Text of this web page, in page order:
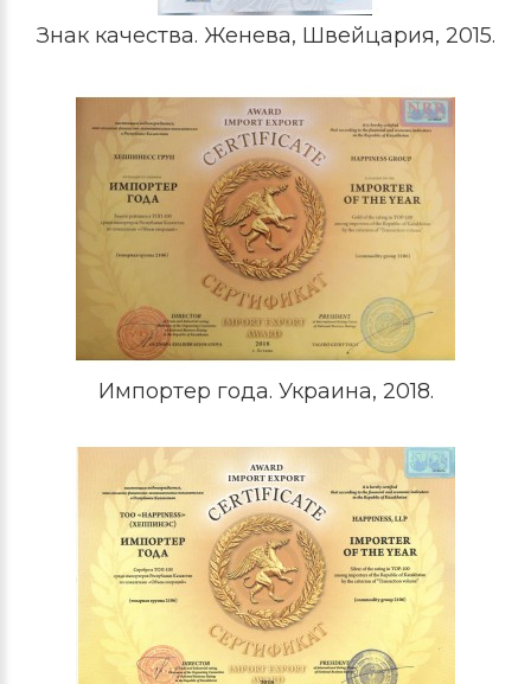
Знак качества. Женева, Швейцария, 2015.
Импортер года. Украина, 2018.